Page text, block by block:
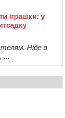
іграшки: у
Ніде в
...